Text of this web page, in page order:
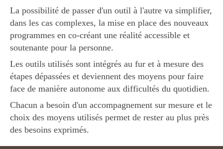
La possibilité de passer d'un outil à l'autre va simplifier,
dans les cas complexes, la mise en place des nouveaux
programmes en co-créant une réalité accessible et
soutenante pour la personne.
Les outils utilisés sont intégrés au fur et à mesure des
étapes dépassées et deviennent des moyens pour faire
face de manière autonome aux difficultés du quotidien.
Chacun a besoin d'un accompagnement sur mesure et le
choix des moyens utilisés permet de rester au plus près
des besoins exprimés.